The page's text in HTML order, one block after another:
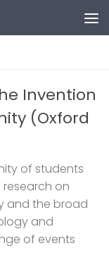
Invention
(Oxford
of students
on
and the broad
and
of events